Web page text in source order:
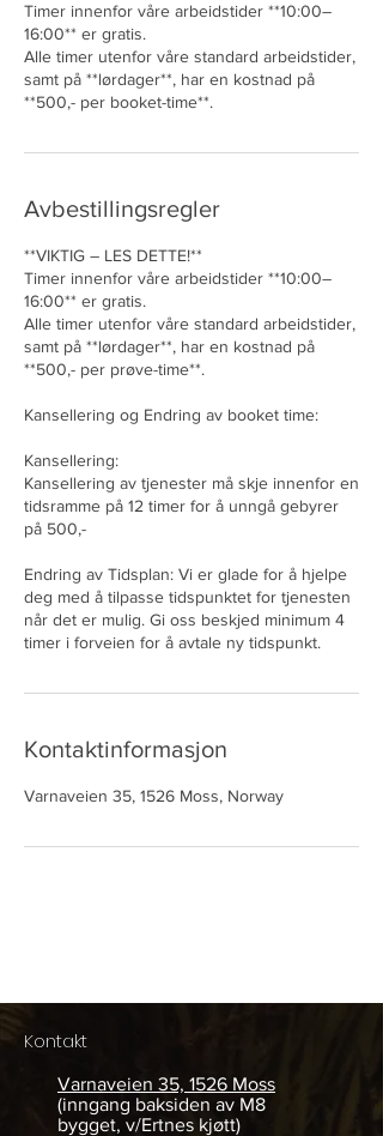
Timer innenfor våre arbeidstider **10:00–
16:00** er gratis.
Alle timer utenfor våre standard arbeidstider,
samt på **lørdager**, har en kostnad på
**500,- per booket-time**.
Avbestillingsregler
**VIKTIG – LES DETTE!**
Timer innenfor våre arbeidstider **10:00–
16:00** er gratis.
Alle timer utenfor våre standard arbeidstider,
samt på **lørdager**, har en kostnad på
**500,- per prøve-time**.
Kansellering og Endring av booket time:
Kansellering:
Kansellering av tjenester må skje innenfor en
tidsramme på 12 timer for å unngå gebyrer
på 500,-
Endring av Tidsplan: Vi er glade for å hjelpe
deg med å tilpasse tidspunktet for tjenesten
når det er mulig. Gi oss beskjed minimum 4
timer i forveien for å avtale ny tidspunkt.
Kontaktinformasjon
Varnaveien 35, 1526 Moss, Norway
Kontakt
Varnaveien 35, 1526 Moss
(inngang baksiden av M8
bygget, v/Ertnes kjøtt)